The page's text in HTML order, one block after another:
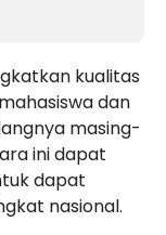
kualitas
dan
masing-
ini dapat
dapat
nasional.